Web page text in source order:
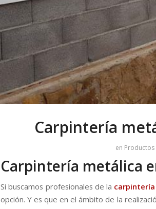
Carpintería
en Productos
Carpintería metálica
Si buscamos profesionales de la
opción. Y es que en el ámbito de la